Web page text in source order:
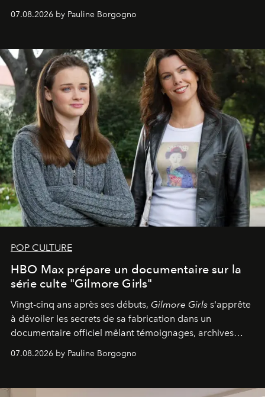
07.08.2026 by Pauline Borgogno
POP CULTURE
HBO Max prépare un documentaire sur la
série culte "Gilmore Girls"
Vingt-cinq ans après ses débuts, Gilmore Girls s'apprête
à dévoiler les secrets de sa fabrication dans un
documentaire officiel mêlant témoignages, archives
générationnel.
07.08.2026 by Pauline Borgogno